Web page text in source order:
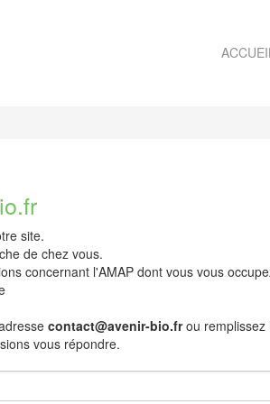
site.
de chez vous.
concernant l'AMAP dont vous vous
contact@avenir-bio.frou remplissez
vous répondre.